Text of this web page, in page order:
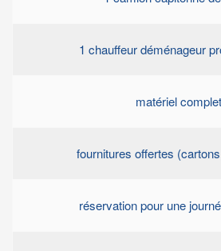
1 chauffeur déménageur
matériel complet
fournitures offertes
réservation pour une